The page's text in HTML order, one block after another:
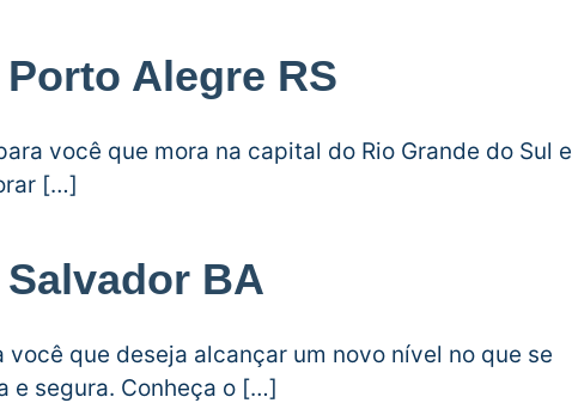
Alegre RS
você que mora na capital do Rio Grande do Sul e
[…]
BA
você que deseja alcançar um novo nível no que se
e segura. Conheça o […]